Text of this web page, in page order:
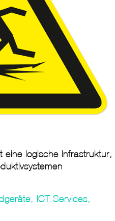
logische Infrastruktur,
, ICT Services,